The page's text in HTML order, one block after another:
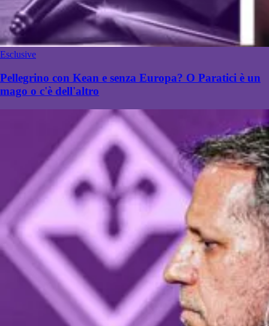
Esclusive
Pellegrino con Kean e senza Europa? O Paratici è un
mago o c'è dell'altro